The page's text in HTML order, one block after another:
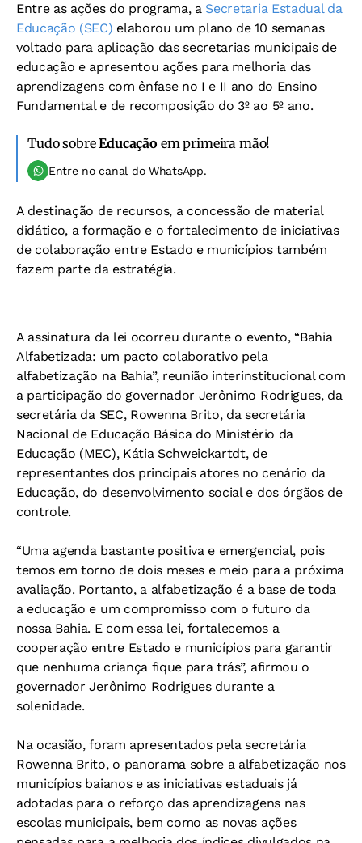
Entre as ações do programa, a Secretaria Estadual da
Educação (SEC) elaborou um plano de 10 semanas
voltado para aplicação das secretarias municipais de
educação e apresentou ações para melhoria das
aprendizagens com ênfase no I e II ano do Ensino
Fundamental e de recomposição do 3º ao 5º ano.
Tudo sobreEducação em primeira mão!
Entre no canal do WhatsApp.
A destinação de recursos, a concessão de material
didático, a formação e o fortalecimento de iniciativas
de colaboração entre Estado e municípios também
fazem parte da estratégia.
A assinatura da lei ocorreu durante o evento, “Bahia
Alfabetizada: um pacto colaborativo pela
alfabetização na Bahia”, reunião interinstitucional com
a participação do governador Jerônimo Rodrigues, da
secretária da SEC, Rowenna Brito, da secretária
Nacional de Educação Básica do Ministério da
Educação (MEC), Kátia Schweickartdt, de
representantes dos principais atores no cenário da
Educação, do desenvolvimento social e dos órgãos de
controle.
“Uma agenda bastante positiva e emergencial, pois
temos em torno de dois meses e meio para a próxima
avaliação. Portanto, a alfabetização é a base de toda
a educação e um compromisso com o futuro da
nossa Bahia. E com essa lei, fortalecemos a
cooperação entre Estado e municípios para garantir
que nenhuma criança fique para trás”, afirmou o
governador Jerônimo Rodrigues durante a
solenidade.
Na ocasião, foram apresentados pela secretária
Rowenna Brito, o panorama sobre a alfabetização nos
municípios baianos e as iniciativas estaduais já
adotadas para o reforço das aprendizagens nas
escolas municipais, bem como as novas ações